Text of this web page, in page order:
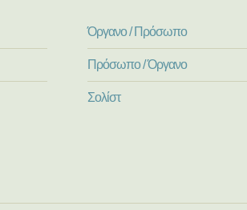
Όργανο / Πρόσωπο
Πρόσωπο / Όργανο
Σολίστ